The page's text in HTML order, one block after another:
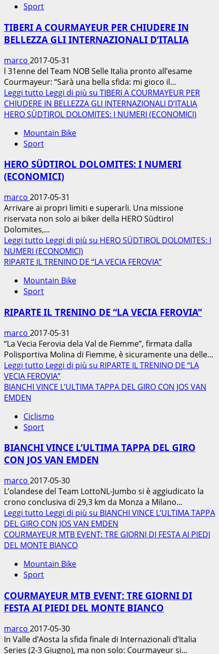
Sport
TIBERI A COURMAYEUR PER CHIUDERE IN
BELLEZZA GLI INTERNAZIONALI D’ITALIA
marco 2017-05-31
l 31enne del Team NOB Selle Italia pronto all’esame
Courmayeur: “Sarà una bella sfida: mi gioco il...
Leggi tutto Leggi di più su TIBERI A COURMAYEUR PER
CHIUDERE IN BELLEZZA GLI INTERNAZIONALI D’ITALIA
HERO SÜDTIROL DOLOMITES: I NUMERI (ECONOMICI)
Mountain Bike
Sport
HERO SÜDTIROL DOLOMITES: I NUMERI
(ECONOMICI)
marco 2017-05-31
Arrivare ai propri limiti e superarli. Una missione
riservata non solo ai biker della HERO Südtirol
Dolomites,...
Leggi tutto Leggi di più su HERO SÜDTIROL DOLOMITES: I
NUMERI (ECONOMICI)
RIPARTE IL TRENINO DE “LA VECIA FEROVIA”
Mountain Bike
Sport
RIPARTE IL TRENINO DE “LA VECIA FEROVIA”
marco 2017-05-31
“La Vecia Ferovia dela Val de Fiemme”, firmata dalla
Polisportiva Molina di Fiemme, è sicuramente una delle...
Leggi tutto Leggi di più su RIPARTE IL TRENINO DE “LA
VECIA FEROVIA”
BIANCHI VINCE L’ULTIMA TAPPA DEL GIRO CON JOS VAN
EMDEN
Ciclismo
Sport
BIANCHI VINCE L’ULTIMA TAPPA DEL GIRO
CON JOS VAN EMDEN
marco 2017-05-30
L’olandese del Team LottoNL-Jumbo si è aggiudicato la
crono conclusiva di 29,3 km da Monza a Milano...
Leggi tutto Leggi di più su BIANCHI VINCE L’ULTIMA TAPPA
DEL GIRO CON JOS VAN EMDEN
COURMAYEUR MTB EVENT: TRE GIORNI DI FESTA AI PIEDI
DEL MONTE BIANCO
Mountain Bike
Sport
COURMAYEUR MTB EVENT: TRE GIORNI DI
FESTA AI PIEDI DEL MONTE BIANCO
marco 2017-05-30
In Valle d’Aosta la sfida finale di Internazionali d’Italia
Series (2-3 Giugno), ma non solo: Courmayeur si...